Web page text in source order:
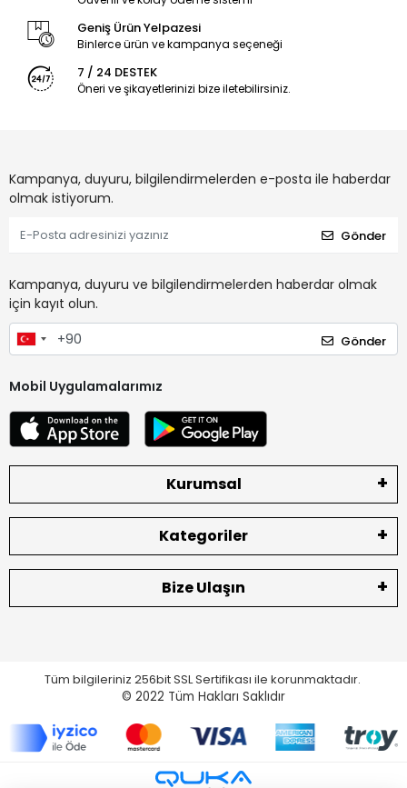
Geniş Ürün Yelpazesi
Binlerce ürün ve kampanya seçeneği
7 / 24 DESTEK
Öneri ve şikayetlerinizi bize iletebilirsiniz.
Kampanya, duyuru, bilgilendirmelerden e-posta ile haberdar
olmak istiyorum.
Gönder
Kampanya, duyuru ve bilgilendirmelerden haberdar olmak
için kayıt olun.
Gönder
Mobil Uygulamalarımız
Kurumsal
Kategoriler
Bize Ulaşın
Tüm bilgileriniz 256bit SSL Sertifikası ile korunmaktadır.
© 2022 Tüm Hakları Saklıdır